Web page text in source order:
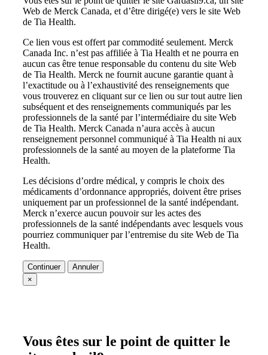
Web de Merck Canada, et d’être dirigé(e) vers le site Web
de Tia Health.
Ce lien vous est offert par commodité seulement. Merck
Canada Inc. n’est pas affiliée à Tia Health et ne pourra en
aucun cas être tenue responsable du contenu du site Web
de Tia Health. Merck ne fournit aucune garantie quant à
l’exactitude ou à l’exhaustivité des renseignements que
vous trouverez en cliquant sur ce lien ou sur tout autre lien
subséquent et des renseignements communiqués par les
professionnels de la santé par l’intermédiaire du site Web
de Tia Health. Merck Canada n’aura accès à aucun
renseignement personnel communiqué à Tia Health ni aux
professionnels de la santé au moyen de la plateforme Tia
Health.
Les décisions d’ordre médical, y compris le choix des
médicaments d’ordonnance appropriés, doivent être prises
uniquement par un professionnel de la santé indépendant.
Merck n’exerce aucun pouvoir sur les actes des
professionnels de la santé indépendants avec lesquels vous
pourriez communiquer par l’entremise du site Web de Tia
Health.
Continuer
Annuler
×
Vous êtes sur le point de quitter le